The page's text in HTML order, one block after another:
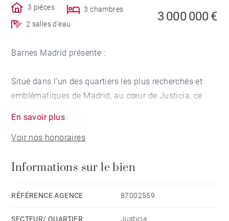
3 pièces
3 chambres
2 salles d'eau
3 000 000 €
Barnes Madrid présente :
Situé dans l’un des quartiers les plus recherchés et
emblématiques de Madrid, au cœur de Justicia, ce
volumes généreux, sa luminosité et son excellente
distribution, offrant une opportunité exceptionnelle de
espaces ouverts qui procurent une remarquable
En savoir plus
Voir nos honoraires
Informations sur le bien
RÉFÉRENCE AGENCE 87002559
SECTEUR/ QUARTIER
Justicia